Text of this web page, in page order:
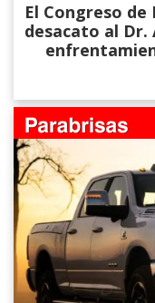
El Congreso
desacato al Dr.